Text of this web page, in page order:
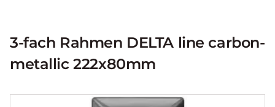
3-fach Rahmen DELTA line carbon-
metallic 222x80mm